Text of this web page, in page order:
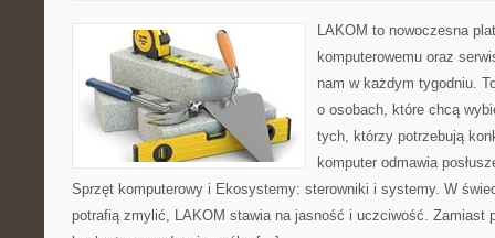
LAKOM to nowoczesna
komputerowemu oraz
nam w każdym tygodniu.
o osobach, które chcą
tych, którzy potrzebują
komputer odmawia
Sprzęt komputerowy i Ekosystemy: sterowniki i systemy. W
potrafią zmylić, LAKOM stawia na jasność i uczciwość. Zamiast